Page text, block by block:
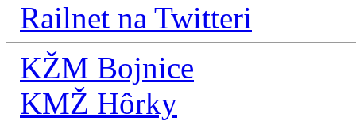
Railnet na Twitteri
KŽM Bojnice
KMŽ Hôrky